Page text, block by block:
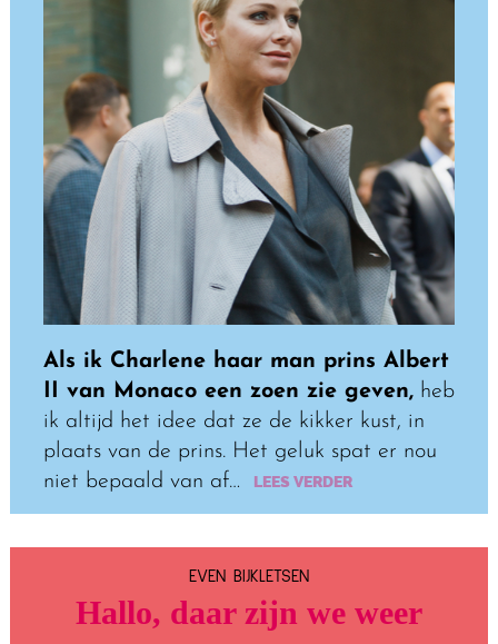
Als ik Charlene haar man prins Albert
II van Monaco een zoen zie geven,heb
ik altijd het idee dat ze de kikker kust, in
plaats van de prins. Het geluk spat er nou
niet bepaald van af…
LEES VERDER
EVEN BIJKLETSEN
Hallo, daar zijn we weer